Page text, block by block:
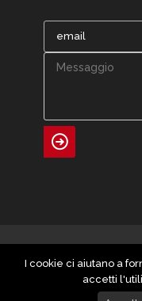
Copyright ©
I cookie ci aiutano a
accetti